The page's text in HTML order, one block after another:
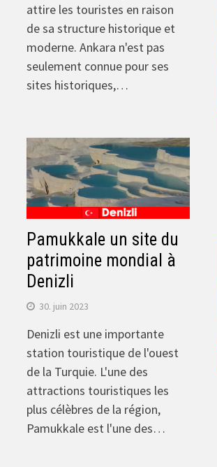
attire les touristes en raison
de sa structure historique et
moderne. Ankara n'est pas
seulement connue pour ses
sites historiques,…
Pamukkale un site du
patrimoine mondial à
Denizli
30. juin 2023
Denizli est une importante
station touristique de l'ouest
de la Turquie. L'une des
attractions touristiques les
plus célèbres de la région,
Pamukkale est l'une des…